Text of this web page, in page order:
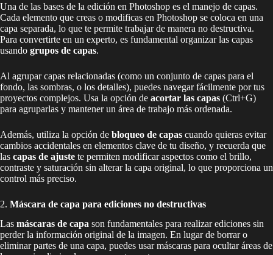
Una de las bases de la edición en Photoshop es el manejo de capas.
Cada elemento que creas o modificas en Photoshop se coloca en una
capa separada, lo que te permite trabajar de manera no destructiva.
Para convertirte en un experto, es fundamental organizar las capas
usando grupos de capas.
Al agrupar capas relacionadas (como un conjunto de capas para el
fondo, las sombras, o los detalles), puedes navegar fácilmente por tus
proyectos complejos. Usa la opción de acortar las capas (Ctrl+G)
para agruparlas y mantener un área de trabajo más ordenada.
Además, utiliza la opción de bloqueo de capas cuando quieras evitar
cambios accidentales en elementos clave de tu diseño, y recuerda que
las capas de ajuste te permiten modificar aspectos como el brillo,
contraste y saturación sin alterar la capa original, lo que proporciona un
control más preciso.
2. Máscara de capa para ediciones no destructivas
Las máscaras de capa son fundamentales para realizar ediciones sin
perder la información original de la imagen. En lugar de borrar o
eliminar partes de una capa, puedes usar máscaras para ocultar áreas de